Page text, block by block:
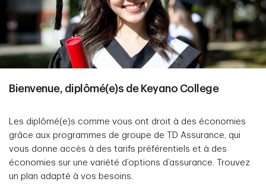
Bienvenue, diplômé(e)s de Keyano College
Les diplômé(e)s comme vous ont droit à des économies
grâce aux programmes de groupe de TD Assurance, qui
vous donne accès à des tarifs préférentiels et à des
économies sur une variété d’options d’assurance. Trouvez
un plan adapté à vos besoins.